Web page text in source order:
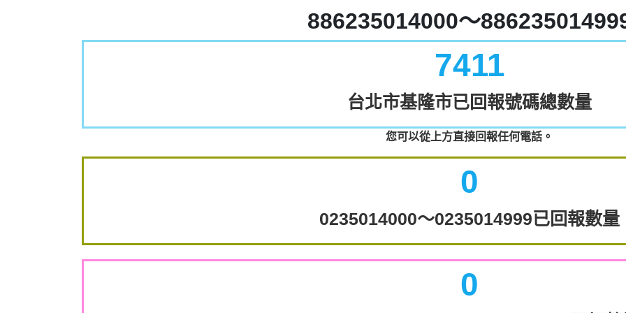
886235014000～
7411
台北市基隆市已回報號碼總數量
您可以從上方直接回報任何電話。
0
0235014000～0235014999已回報數量
0